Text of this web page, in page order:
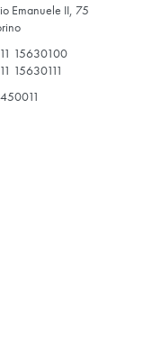
Emanuele II, 75
15630100
15630111